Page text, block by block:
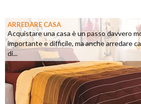
ARREDARE CASA
Acquistare una casa è un passo davvero
importante e difficile, ma anche arredare
di...